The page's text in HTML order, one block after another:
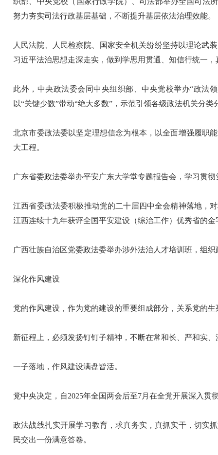
努力夯实司法行政基层基础，不断提升基层依法治理效能。
人民法院、人民检察院、国家安全机关纷纷坚持以理论武
习近平法治思想走深走实，做到学思用贯通、知信行统一
此外，中央政法委会同中央组织部、中央党校举办“政法
以“关键少数”带动“绝大多数”，示范引领各级政法机关分类
北京市委政法委以坚定理想信念为根本，以全面增强履职
大工程。
广东省委政法委举办平安广东大学堂专题报告会，学习贯
江西省委政法委积极推动党的二十届四中全会精神落地，
江西连续十九年获评全国平安建设（综治工作）优秀省的金
广西壮族自治区党委政法委举办涉外法治人才培训班，组
深化作风建设
党的作风建设，作为党的建设的重要组成部分，关系党的
新征程上，必须发扬钉钉子精神，不断在常和长、严和实
一子落地，作风建设满盘皆活。
党中央决定，自2025年全国两会后至7月在全党开展深入贯
政法战线扎实开展学习教育，求真务实，真抓实干，切实
民交出一份满意答卷。